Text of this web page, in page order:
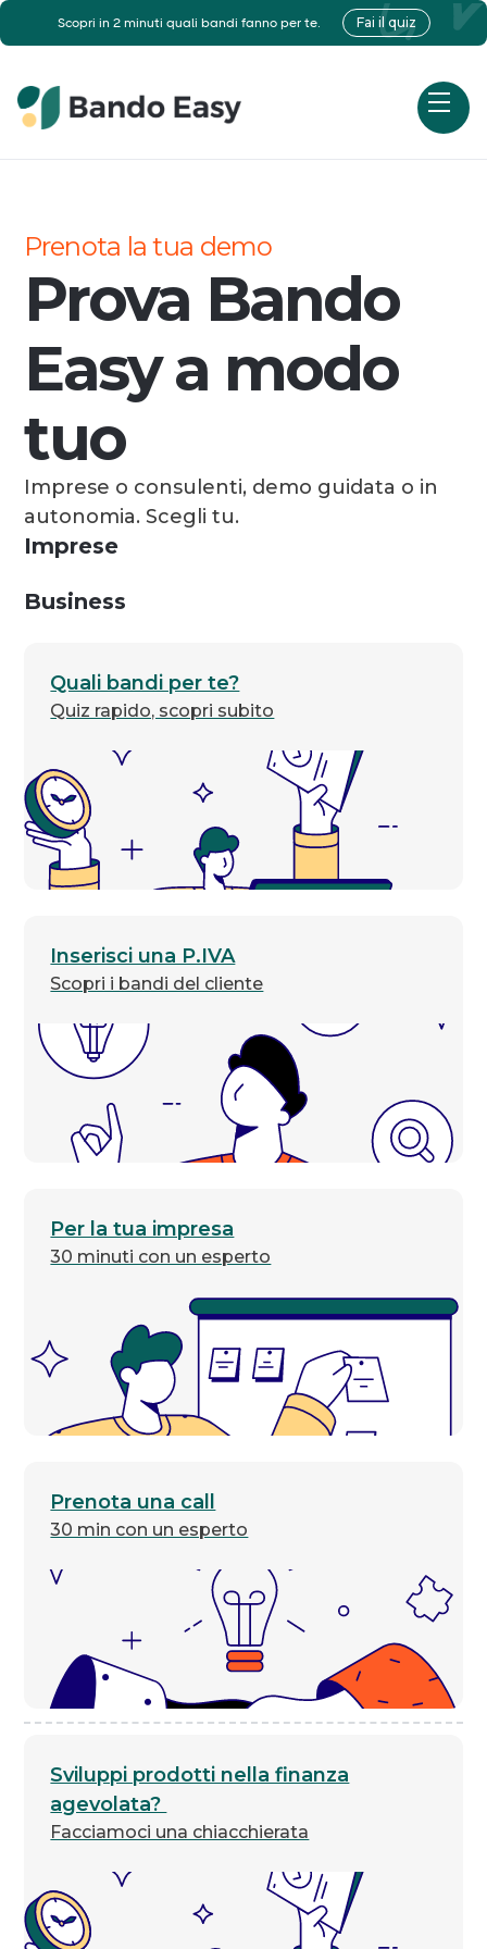
Scopri in 2 minuti quali bandi fanno per te. Fai il quiz
Prenota la tua demo
Prova Bando
Easy a modo
tuo
Imprese o consulenti, demo guidata o in
autonomia. Scegli tu.
Imprese
Business
Quali bandi per te?
Quiz rapido, scopri subito
Inserisci una P.IVA
Scopri i bandi del cliente
Per la tua impresa
30 minuti con un esperto
Prenota una call
30 min con un esperto
Sviluppi prodotti nella finanza
agevolata?
Facciamoci una chiacchierata